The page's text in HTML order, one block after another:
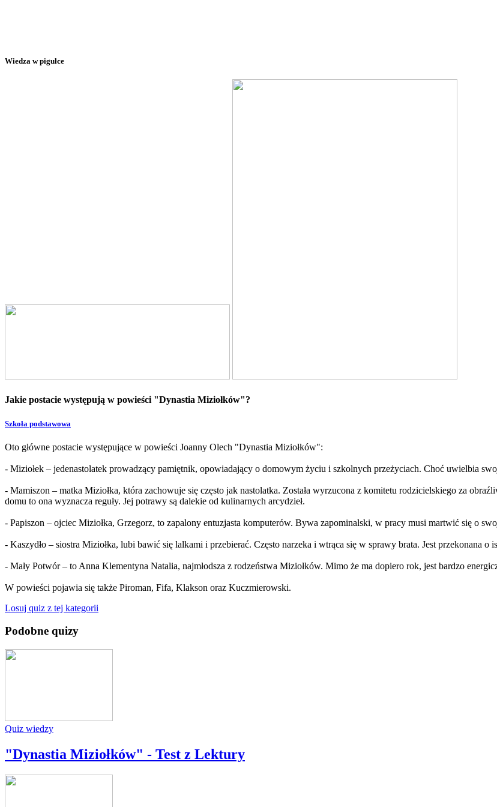
Wiedza w pigułce
Jakie postacie występują w powieści "Dynastia Miziołków"?
Szkoła podstawowa
Oto główne postacie występujące w powieści Joanny Olech "Dynastia Miziołków":
- Miziołek – jedenastolatek prowadzący pamiętnik, opowiadający o domowym życiu i szkolnych przeżyciach. Choć uwielbia
- Mamiszon – matka Miziołka, która zachowuje się często jak nastolatka. Została wyrzucona z komitetu rodzicielskiego za
domu to ona wyznacza reguły. Jej potrawy są dalekie od kulinarnych arcydzieł.
- Papiszon – ojciec Miziołka, Grzegorz, to zapalony entuzjasta komputerów. Bywa zapominalski, w pracy musi martwić się o
- Kaszydło – siostra Miziołka, lubi bawić się lalkami i przebierać. Często narzeka i wtrąca się w sprawy brata. Jest przekonana o
- Mały Potwór – to Anna Klementyna Natalia, najmłodsza z rodzeństwa Miziołków. Mimo że ma dopiero rok, jest bardzo
W powieści pojawia się także Piroman, Fifa, Klakson oraz Kuczmierowski.
Losuj quiz z tej kategorii
Podobne quizy
Quiz wiedzy
"Dynastia Miziołków" - Test z Lektury